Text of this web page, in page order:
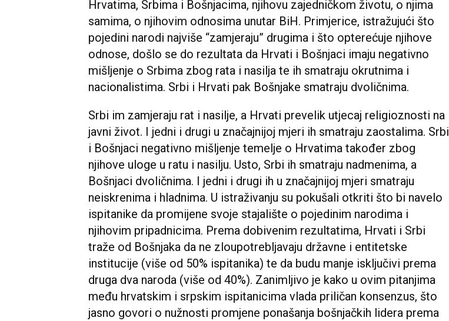
Hrvatima, Srbima i Bošnjacima, njihovu zajedničkom životu, o njima
samima, o njihovim odnosima unutar BiH. Primjerice, istražujući što
pojedini narodi najviše “zamjeraju” drugima i što opterećuje njihove
odnose, došlo se do rezultata da Hrvati i Bošnjaci imaju negativno
mišljenje o Srbima zbog rata i nasilja te ih smatraju okrutnima i
nacionalistima. Srbi i Hrvati pak Bošnjake smatraju dvoličnima.
Srbi im zamjeraju rat i nasilje, a Hrvati prevelik utjecaj religioznosti na
javni život. I jedni i drugi u značajnijoj mjeri ih smatraju zaostalima. Srbi
i Bošnjaci negativno mišljenje temelje o Hrvatima također zbog
njihove uloge u ratu i nasilju. Usto, Srbi ih smatraju nadmenima, a
Bošnjaci dvoličnima. I jedni i drugi ih u značajnijoj mjeri smatraju
neiskrenima i hladnima. U istraživanju su pokušali otkriti što bi navelo
ispitanike da promijene svoje stajalište o pojedinim narodima i
njihovim pripadnicima. Prema dobivenim rezultatima, Hrvati i Srbi
traže od Bošnjaka da ne zloupotrebljavaju državne i entitetske
institucije (više od 50% ispitanika) te da budu manje isključivi prema
druga dva naroda (više od 40%). Zanimljivo je kako u ovim pitanjima
među hrvatskim i srpskim ispitanicima vlada priličan konsenzus, što
jasno govori o nužnosti promjene ponašanja bošnjačkih lidera prema